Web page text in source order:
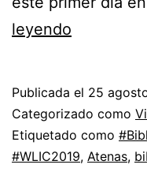
leyendo
de
IFLA
en
Publicada el 25
Categorizado como
Etiquetado como
#WLIC2019, Atenas,